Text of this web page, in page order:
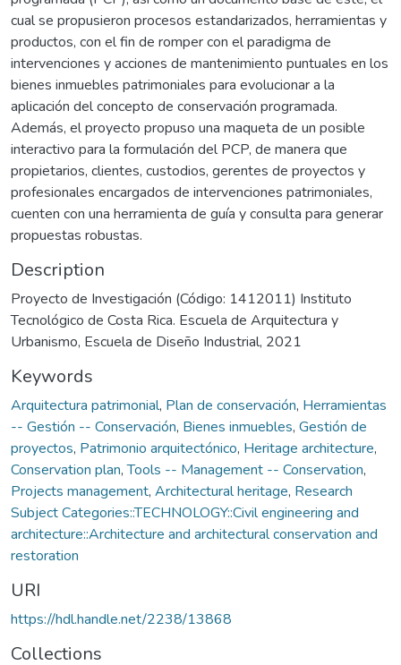
cual se propusieron procesos estandarizados, herramientas y
productos, con el fin de romper con el paradigma de
intervenciones y acciones de mantenimiento puntuales en los
bienes inmuebles patrimoniales para evolucionar a la
aplicación del concepto de conservación programada.
Además, el proyecto propuso una maqueta de un posible
interactivo para la formulación del PCP, de manera que
propietarios, clientes, custodios, gerentes de proyectos y
profesionales encargados de intervenciones patrimoniales,
cuenten con una herramienta de guía y consulta para generar
propuestas robustas.
Description
Proyecto de Investigación (Código: 1412011) Instituto
Tecnológico de Costa Rica. Escuela de Arquitectura y
Urbanismo, Escuela de Diseño Industrial, 2021
Keywords
Arquitectura patrimonial, Plan de conservación, Herramientas
-- Gestión -- Conservación, Bienes inmuebles, Gestión de
proyectos, Patrimonio arquitectónico, Heritage architecture,
Conservation plan,Tools -- Management -- Conservation,
Projects management, Architectural heritage, Research
Subject Categories::TECHNOLOGY::Civil engineering and
architecture::Architecture and architectural conservation and
restoration
URI
https://hdl.handle.net/2238/13868
Collections